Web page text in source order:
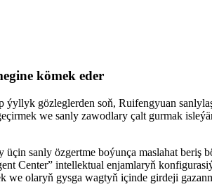
kömek eder
gözleglerden soň, Ruifengyuan
we sanly zawodlary çalt gurmak
sanly özgertme boýunça maslahat
Center” intellektual enjamlaryň
olaryň gysga wagtyň içinde girdeji